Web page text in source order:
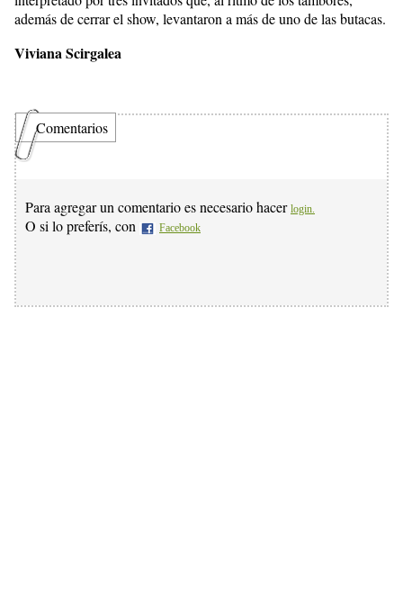
además de cerrar el show, levantaron a más de uno de las butacas.
Viviana Scirgalea
Comentarios
Para agregar un comentario es necesario hacer login.
O si lo preferís, con Facebook